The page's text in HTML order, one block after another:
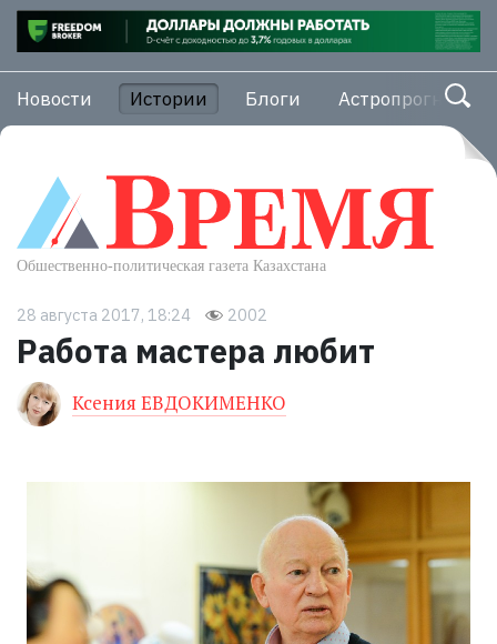
Новости Истории Блоги Астропрогноз
28 августа 2017, 18:24 2002
Работа мастера любит
Ксения ЕВДОКИМЕНКО